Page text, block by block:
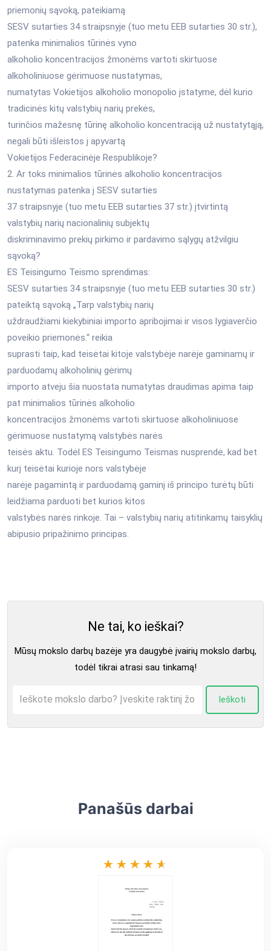
priemonių sąvoką, pateikiamą
SESV sutarties 34 straipsnyje (tuo metu EEB sutarties 30 str.),
patenka minimalios tūrinės vyno
alkoholio koncentracijos žmonėms vartoti skirtuose
alkoholiniuose gėrimuose nustatymas,
numatytas Vokietijos alkoholio monopolio įstatyme, dėl kurio
tradicinės kitų valstybių narių prekės,
turinčios mažesnę tūrinę alkoholio koncentraciją už nustatytąją,
negali būti išleistos į apyvartą
Vokietijos Federacinėje Respublikoje?
2. Ar toks minimalios tūrinės alkoholio koncentracijos
nustatymas patenka į SESV sutarties
37 straipsnyje (tuo metu EEB sutarties 37 str.) įtvirtintą
valstybių narių nacionalinių subjektų
diskriminavimo prekių pirkimo ir pardavimo sąlygų atžvilgiu
sąvoką?
ES Teisingumo Teismo sprendimas:
SESV sutarties 34 straipsnyje (tuo metu EEB sutarties 30 str.)
pateiktą sąvoką „Tarp valstybių narių
uždraudžiami kiekybiniai importo apribojimai ir visos lygiaverčio
poveikio priemonės.“ reikia
suprasti taip, kad teisėtai kitoje valstybėje narėje gaminamų ir
parduodamų alkoholinių gėrimų
importo atveju šia nuostata numatytas draudimas apima taip
pat minimalios tūrinės alkoholio
koncentracijos žmonėms vartoti skirtuose alkoholiniuose
gėrimuose nustatymą valstybės narės
teisės aktu. Todėl ES Teisingumo Teismas nusprendė, kad bet
kurį teisėtai kurioje nors valstybėje
narėje pagamintą ir parduodamą gaminį iš principo turėtų būti
leidžiama parduoti bet kurios kitos
valstybės narės rinkoje. Tai – valstybių narių atitinkamų taisyklių
abipusio pripažinimo principas.
Ne tai, ko ieškai?
Mūsų mokslo darbų bazėje yra daugybė įvairių mokslo darbų,
todėl tikrai atrasi sau tinkamą!
Ieškoti
Panašūs darbai